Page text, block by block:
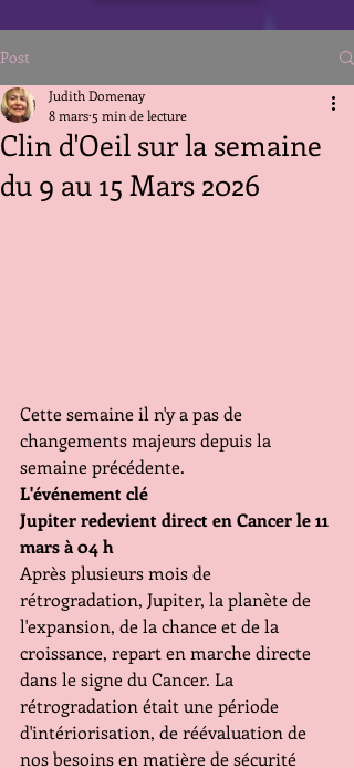
Post
Clin d'Oeil sur la semaine
du 9 au 15 Mars 2026
Judith Domenay
8 mars 5 min de lecture
Cette semaine il n'y a pas de
changements majeurs depuis la
semaine précédente.
L'événement clé
Jupiter redevient direct en Cancer le 11
mars à 04 h
Après plusieurs mois de
rétrogradation, Jupiter, la planète de
l'expansion, de la chance et de la
croissance, repart en marche directe
dans le signe du Cancer. La
rétrogradation était une période
d'intériorisation, de réévaluation de
nos besoins en matière de sécurité